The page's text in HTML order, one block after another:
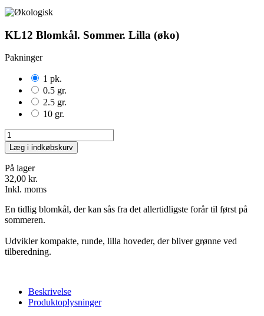
KL12 Blomkål. Sommer. Lilla (øko)
Pakninger
1 pk.
0.5 gr.
2.5 gr.
10 gr.
Læg i indkøbskurv
På lager
32,00 kr.
Inkl. moms
En tidlig blomkål, der kan sås fra det allertidligste forår til først på
sommeren.
Udvikler kompakte, runde, lilla hoveder, der bliver grønne ved
tilberedning.
Beskrivelse
Produktoplysninger